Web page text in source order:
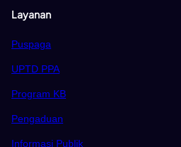
Layanan
Puspaga
UPTD PPA
Program KB
Pengaduan
Informasi Publik